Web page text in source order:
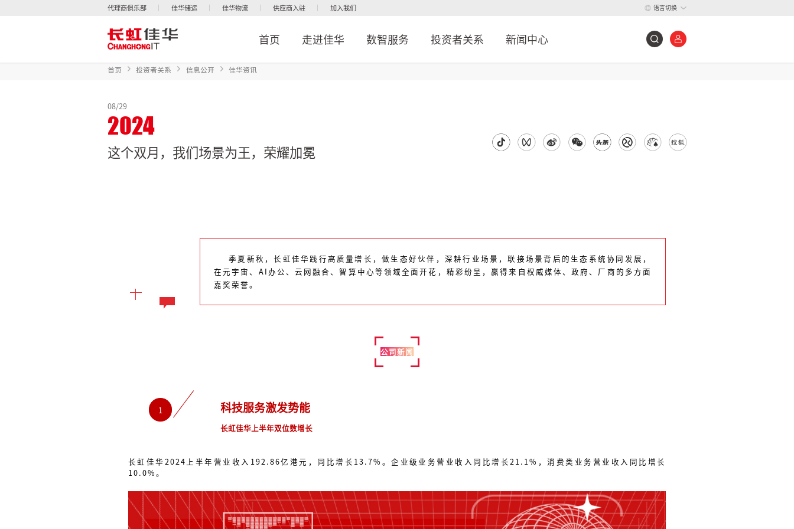
代理商俱乐部 佳华储运 佳华物流 供应商入驻 加入我们 语言切换
首页 走进佳华 数智服务 投资者关系 新闻中心
首页 投资者关系 信息公开 佳华资讯
08/29
2024
这个双月，我们场景为王，荣耀加冕
季夏新秋，长虹佳华践行高质量增长，做生态好伙伴，深耕行业场景，联接场景背后的生态系统协同发展，
在元宇宙、AI办公、云网融合、智算中心等领域全面开花，精彩纷呈，赢得来自权威媒体、政府、厂商的多方面
嘉奖荣誉。
公司新闻
1 科技服务激发势能
长虹佳华上半年双位数增长
长虹佳华2024上半年营业收入192.86亿港元，同比增长13.7%。企业级业务营业收入同比增长21.1%，消费类业务营业收入同比增长
10.0%。